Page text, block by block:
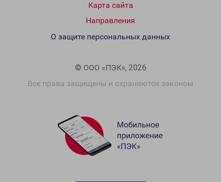
Карта сайта
Направления
© ООО «ПЭК», 2026
Все права защищены и охраняются законом
О защите персональных данных